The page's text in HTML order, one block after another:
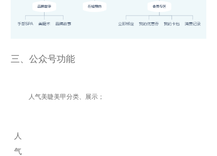
三、公众号功能
人
气
人气美睫美甲分类、展示；